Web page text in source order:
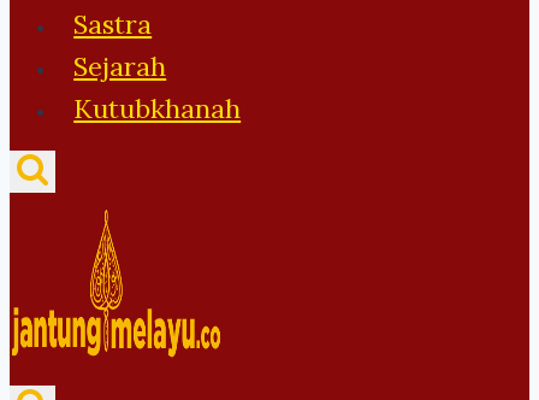
Sastra
Sejarah
Kutubkhanah